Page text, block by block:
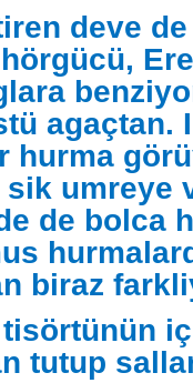
deve
agaçtan.
hurma
umreye
de bolca
biraz
tutup